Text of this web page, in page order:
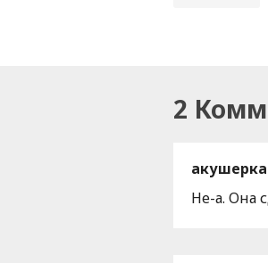
2
акушерка
Не-а. Она